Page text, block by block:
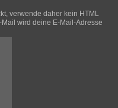
verwende daher kein HTML
wird deine E-Mail-Adresse